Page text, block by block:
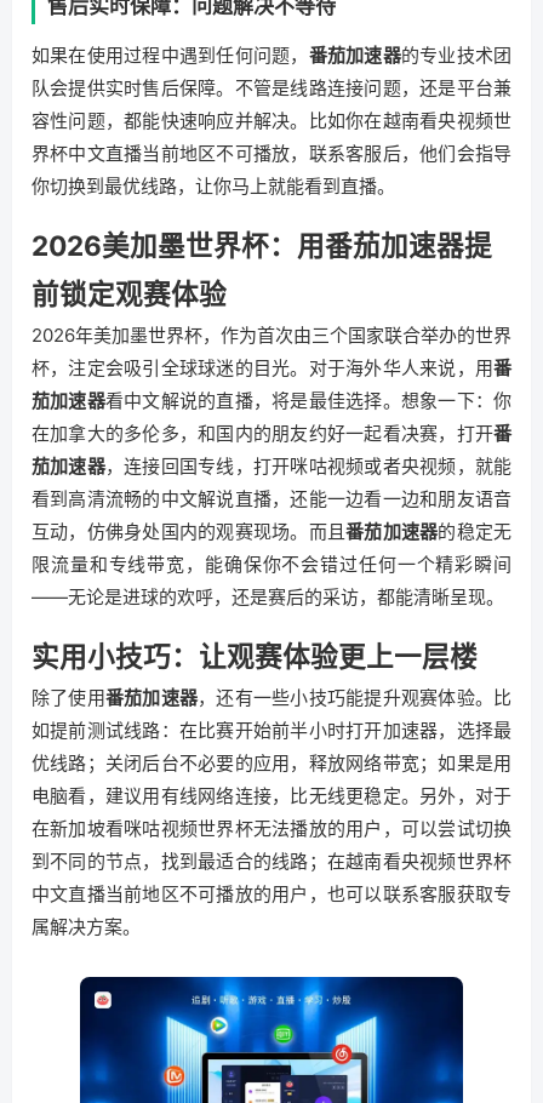
售后实时保障：问题解决不等待
如果在使用过程中遇到任何问题， 番茄加速器的专业技术团
队会提供实时售后保障。不管是线路连接问题，还是平台兼
容性问题，都能快速响应并解决。比如你在越南看央视频世
界杯中文直播当前地区不可播放，联系客服后，他们会指导
你切换到最优线路，让你马上就能看到直播。
2026美加墨世界杯：用番茄加速器提
前锁定观赛体验
2026年美加墨世界杯，作为首次由三个国家联合举办的世界
杯，注定会吸引全球球迷的目光。对于海外华人来说，用番
茄加速器看中文解说的直播，将是最佳选择。想象一下：你
在加拿大的多伦多，和国内的朋友约好一起看决赛，打开番
茄加速器，连接回国专线，打开咪咕视频或者央视频，就能
看到高清流畅的中文解说直播，还能一边看一边和朋友语音
互动，仿佛身处国内的观赛现场。而且番茄加速器的稳定无
限流量和专线带宽，能确保你不会错过任何一个精彩瞬间
——无论是进球的欢呼，还是赛后的采访，都能清晰呈现。
实用小技巧：让观赛体验更上一层楼
除了使用番茄加速器，还有一些小技巧能提升观赛体验。比
如提前测试线路：在比赛开始前半小时打开加速器，选择最
优线路；关闭后台不必要的应用，释放网络带宽；如果是用
电脑看，建议用有线网络连接，比无线更稳定。另外，对于
在新加坡看咪咕视频世界杯无法播放的用户，可以尝试切换
到不同的节点，找到最适合的线路；在越南看央视频世界杯
中文直播当前地区不可播放的用户，也可以联系客服获取专
属解决方案。